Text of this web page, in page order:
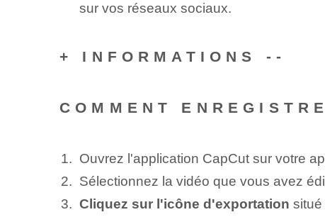
sur vos réseaux sociaux.
+ INFORMATIONS --
COMMENT
Ouvrez l'application CapCut⁢ sur votre
Sélectionnez la vidéo que⁤ vous avez
Cliquez sur l'icône d'exportation situé